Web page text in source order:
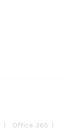
Office 365